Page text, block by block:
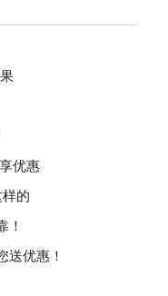
优惠
的
！
送优惠！